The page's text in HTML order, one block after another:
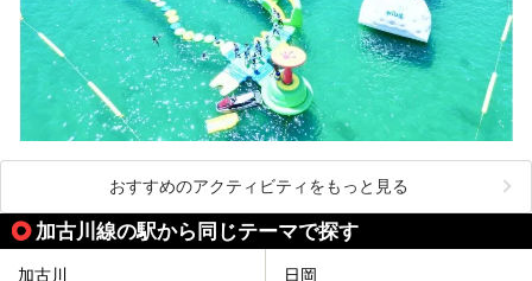
おすすめのアクティビティをもっと見る
加古川線の駅から同じテーマで探す
加古川 日岡